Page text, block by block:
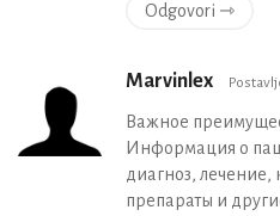
Odgovori ⇾
Marvinlex
Важное
Информация о
диагноз, лечение,
препараты и